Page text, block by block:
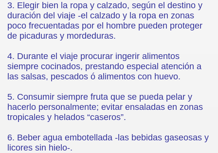
3. Elegir bien la ropa y calzado, según el destino y
duración del viaje -el calzado y la ropa en zonas
poco frecuentadas por el hombre pueden proteger
de picaduras y mordeduras.
4. Durante el viaje procurar ingerir alimentos
siempre cocinados, prestando especial atención a
las salsas, pescados ó alimentos con huevo.
5. Consumir siempre fruta que se pueda pelar y
hacerlo personalmente; evitar ensaladas en zonas
tropicales y helados “caseros”.
6. Beber agua embotellada -las bebidas gaseosas y
licores sin hielo-.
OJO